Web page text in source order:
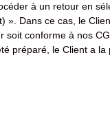
à un retour en
». Dans ce cas, le
conforme à nos
préparé, le Client a